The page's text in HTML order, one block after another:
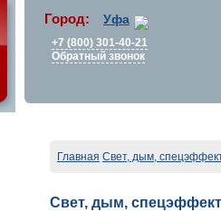
Город: Уфа
+7 (800) 301-40-21
Обратный звонок
Главная Свет, дым,
Свет, дым,